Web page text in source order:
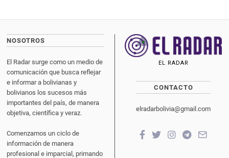
NOSOTROS
El Radar surge como un medio de
comunicación que busca reflejar
e informar a bolivianas y
bolivianos los sucesos más
importantes del país, de manera
objetiva, científica y veraz.
Comenzamos un ciclo de
información de manera
profesional e imparcial, primando
EL RADAR
CONTACTO
elradarbolivia@gmail.com